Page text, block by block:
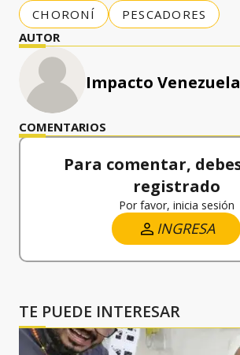
CHORONÍ
PESCADORES
AUTOR
Impacto Venezuela
COMENTARIOS
Para comentar,
registrado
Por favor, inicia sesión
INGRESA
TE PUEDE INTERESAR